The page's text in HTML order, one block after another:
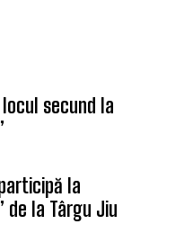
secund la
la
de la Târgu Jiu